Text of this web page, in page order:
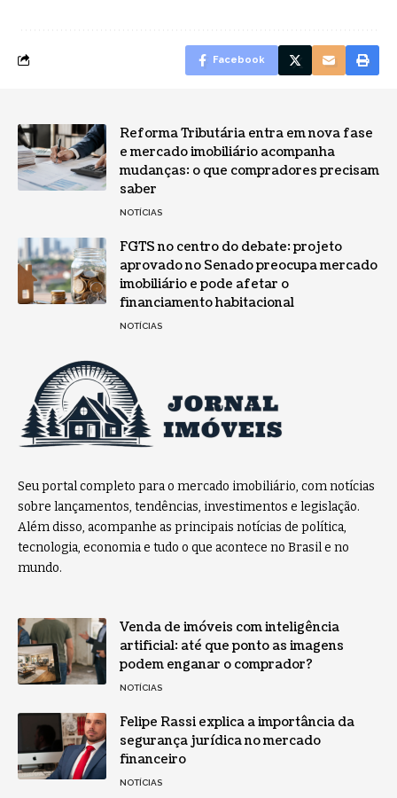
Facebook
Reforma Tributária entra em nova fase
e mercado imobiliário acompanha
mudanças: o que compradores precisam
saber
NOTÍCIAS
FGTS no centro do debate: projeto
aprovado no Senado preocupa mercado
imobiliário e pode afetar o
financiamento habitacional
NOTÍCIAS
Seu portal completo para o mercado imobiliário, com notícias
sobre lançamentos, tendências, investimentos e legislação.
Além disso, acompanhe as principais notícias de política,
tecnologia, economia e tudo o que acontece no Brasil e no
mundo.
Venda de imóveis com inteligência
artificial: até que ponto as imagens
podem enganar o comprador?
NOTÍCIAS
Felipe Rassi explica a importância da
segurança jurídica no mercado
financeiro
NOTÍCIAS